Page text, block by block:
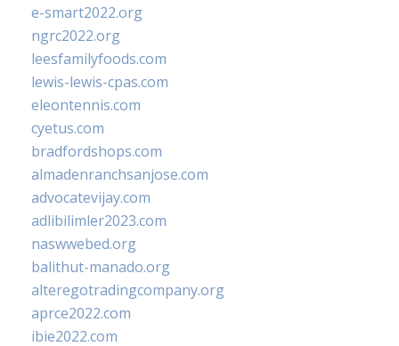
e-smart2022.org
ngrc2022.org
leesfamilyfoods.com
lewis-lewis-cpas.com
eleontennis.com
cyetus.com
bradfordshops.com
almadenranchsanjose.com
advocatevijay.com
adlibilimler2023.com
naswwebed.org
balithut-manado.org
alteregotradingcompany.org
aprce2022.com
ibie2022.com